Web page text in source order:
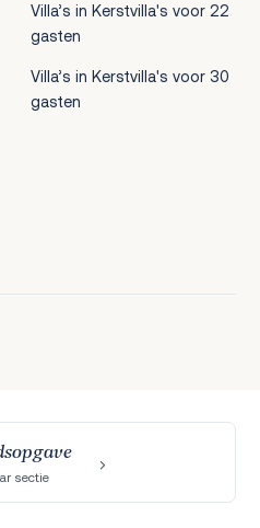
Villa’s in Kerstvilla's voor 22
gasten
Villa’s in Kerstvilla's voor 30
gasten
sectie